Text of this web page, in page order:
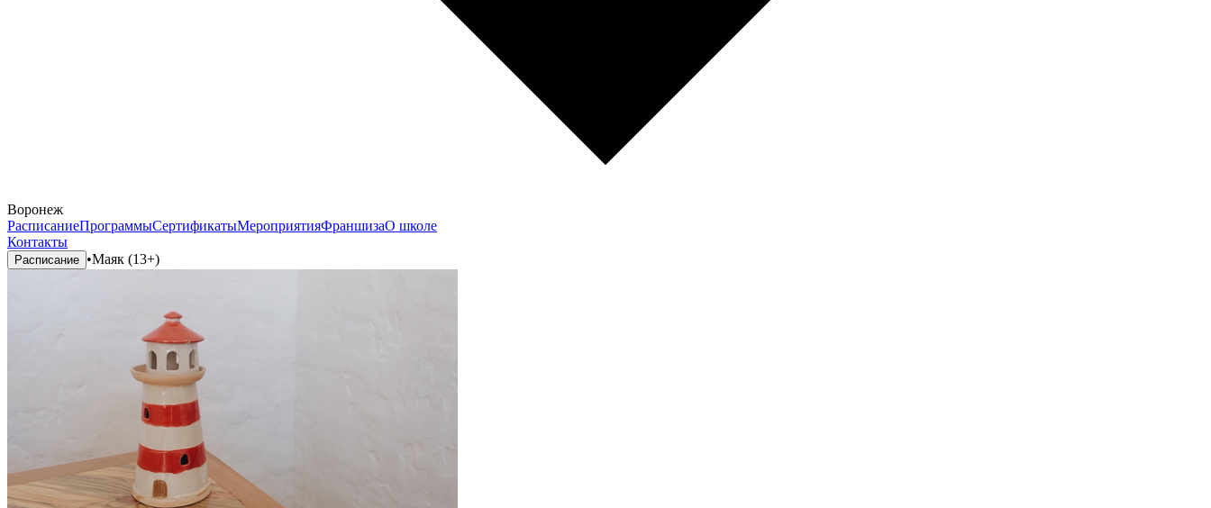
Воронеж
РасписаниеПрограммыСертификатыМероприятияФраншизаО школе
Контакты
Расписание •Маяк (13+)